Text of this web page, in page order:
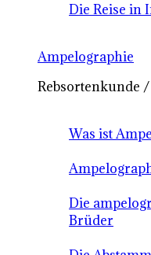
Die Reise in
Ampelographie
Rebsortenkunde
Was ist
Die
Brüder